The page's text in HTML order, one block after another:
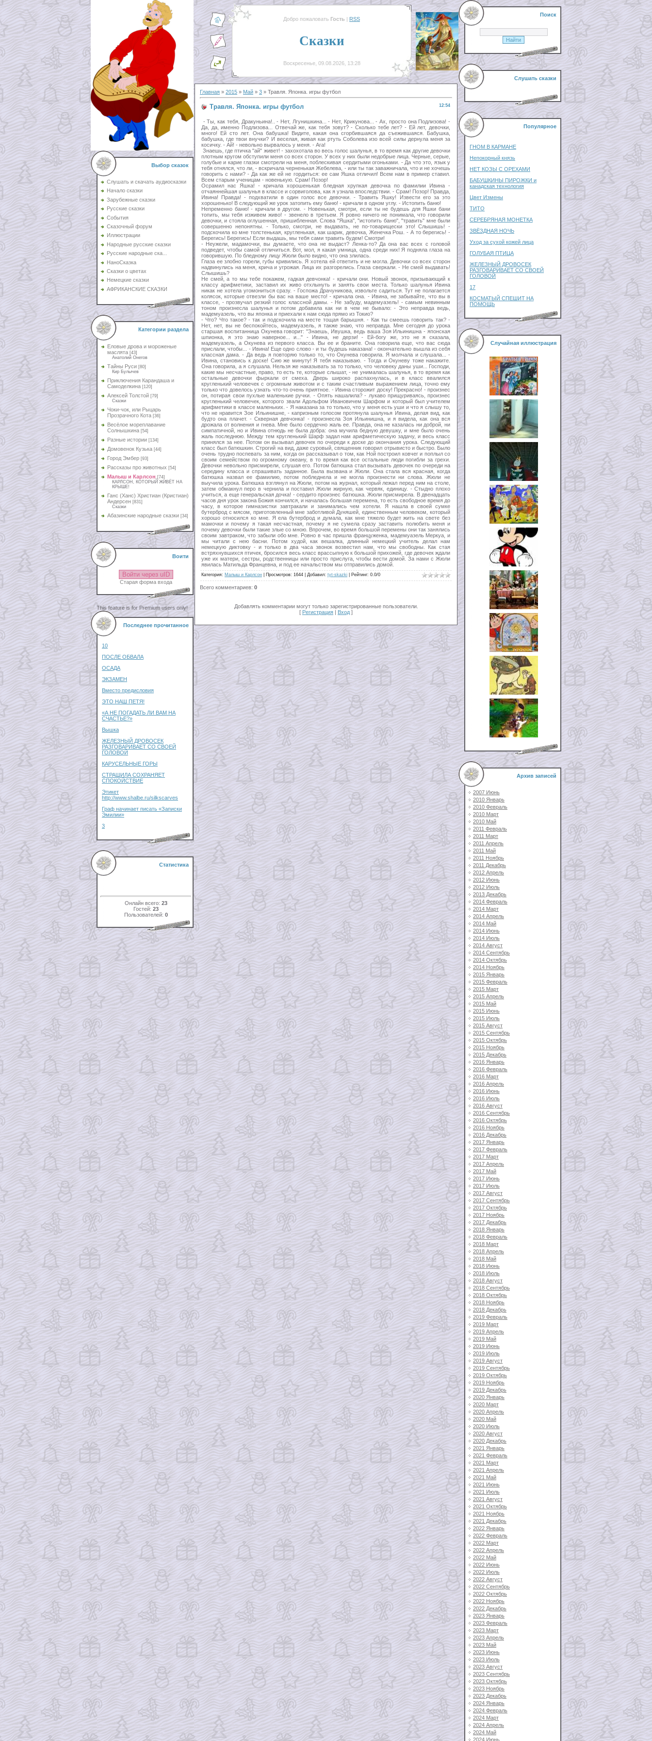
Выбор сказок
Слушать и скачать аудиосказки
Начало сказки
Зарубежные сказки
Русские сказки
События
Сказочный форум
Иллюстрации
Народные русские сказки
Русские народные ска...
НаноСказка
Сказки о цветах
Немецкие сказки
АФРИКАНСКИЕ СКАЗКИ
Категории раздела
Еловые дрова и мороженые
маслята [43]
Анатолий Онегов
Тайны Руси [80]
Кир Булычев
Приключения Карандаша и
Самоделкина [120]
Алексей Толстой [79]
Сказки
Чоки-чок, или Рыцарь
Прозрачного Кота [36]
Весёлое мореплавание
Солнышкина [54]
Разные истории [134]
Домовенок Кузька [44]
Город Эмбер [93]
Рассказы про животных [54]
Малыш и Карлсон [74]
КАРЛСОН, КОТОРЫЙ ЖИВЁТ НА
КРЫШЕ!
Ганс (Ханс) Христиан (Кристиан)
Андерсен [831]
Сказки
Абазинские народные сказки [34]
Воити
Войти через uID
Старая форма входа
This feature is for Premium users only!
Последнее прочитанное
10
ПОСЛЕ ОБВАЛА
ОСАДА
ЭКЗАМЕН
Вместо предисловия
ЭТО НАШ ПЕТЯ!
«А НЕ ПОГАДАТЬ ЛИ ВАМ НА
СЧАСТЬЕ?»
Вышка
ЖЕЛЕЗНЫЙ ДРОВОСЕК
РАЗГОВАРИВАЕТ СО СВОЕЙ
ГОЛОВОЙ
КАРУСЕЛЬНЫЕ ГОРЫ
СТРАШИЛА СОХРАНЯЕТ
СПОКОЙСТВИЕ
Этикет
http://www.shalbe.ru/silkscarves
Граф начинает писать «Записки
Эмилии»
3
Статистика
Онлайн всего: 23
Гостей: 23
Пользователей: 0
Добро пожаловать Гость | RSS
Сказки
Воскресенье, 09.08.2026, 13:28
Главная » 2015 » Май » 3 » Травля. Японка. игры футбол
12:54
Травля. Японка. игры футбол
- Ты, как тебя, Дракуньина!.. - Нет, Лгунишкина... - Нет, Крикунова... - Ах, просто она Подлизова! -
Да, да, именно Подлизова... Отвечай же, как тебя зовут? - Сколько тебе лет? - Ей лет, девочки,
много! Ей сто лет. Она бабушка! Видите, какая она сгорбившаяся да съежившаяся. Бабушка,
бабушка, где твои внучки? И веселая, живая как ртуть Соболева изо всей силы дернула меня за
косичку. - Ай! - невольно вырвалось у меня. - Ага!
Знаешь, где птичка "ай" живет! - захохотала во весь голос шалунья, в то время как другие девочки
плотным кругом обступили меня со всех сторон. У всех у них были недобрые лица. Черные, серые,
голубые и карие глазки смотрели на меня, поблескивая сердитыми огоньками. - Да что это, язык у
тебя отнялся, что ли, - вскричала черненькая Жебелева, - или ты так заважничала, что и не хочешь
говорить с нами? - Да как же ей не гордиться: ее сам Яшка отличил! Всем нам в пример ставил.
Всем старым ученицам - новенькую. Срам! Позор!
Осрамил нас Яшка! - кричала хорошенькая бледная хрупкая девочка по фамилии Ивина -
отчаяннейшая шалунья в классе и сорвиголова, как я узнала впоследствии. - Срам! Позор! Правда,
Ивина! Правда! - подхватили в один голос все девочки. - Травить Яшку! Извести его за это
хорошенько! В следующий же урок затопить ему баню! - кричали в одном углу. - Истопить баню!
Непременно баню! - кричали в другом. - Новенькая, смотри, если ты не будешь для Яшки бани
топить, мы тебя изживем живо! - звенело в третьем. Я ровно ничего не понимала, что говорили
девочки, и стояла оглушенная, пришибленная. Слова "Яшка", "истопить баню", "травить" мне были
совершенно непонятны. - Только, смотри, не выдавать, не по-товарищески это! Слышишь! -
подскочила ко мне толстенькая, кругленькая, как шарик, девочка, Женечка Рош. - А то берегись! -
Берегись! Берегись! Если выдашь, мы тебя сами травить будем! Смотри!
- Неужели, мадамочки, вы думаете, что она не выдаст? Ленка-то? Да она вас всех с головой
подведет, чтобы самой отличиться. Вот, мол, я какая умница, одна среди них! Я подняла глаза на
говорившую. По бледному лицу Жюли было видно, что она злилась.
Глаза ее злобно горели, губы кривились. Я хотела ей ответить и не могла. Девочки со всех сторон
надвинулись на меня, крича и угрожая. Лица их разгорелись. Глаза сверкали. - Не смей выдавать!
Слышишь?
Не смей, а то мы тебе покажем, гадкая девчонка! - кричали они. Новый звонок, призывающий к
классу арифметики, заставил их живо отхлынуть и занять свои места. Только шалунья Ивина
никак не хотела угомониться сразу. - Госпожа Драчуникова, извольте садиться. Тут не полагается
колясок, которые отвезли бы вас на ваше место! - кричала она. - Ивина, не забывайте, что вы в
классе, - прозвучал резкий голос классной дамы. - Не забуду, мадемуазель! - самым невинным
тоном произнесла шалунья и потом добавила как ни в чем не бывало: - Это неправда ведь,
мадемуазель, что вы японка и приехали к нам сюда прямо из Токио?
- Что? Что такое? - так и подскочила на месте тощая барышня. - Как ты смеешь говорить так? -
Нет, нет, вы не беспокойтесь, мадемуазель, я также знаю, что неправда. Мне сегодня до урока
старшая воспитанница Окунева говорит: "Знаешь, Ивушка, ведь ваша Зоя Ильинишна - японская
шпионка, я это знаю наверное... и..." - Ивина, не дерзи! - Ей-богу же, это не я сказала,
мадемуазель, а Окунева из первого класса. Вы ее и браните. Она говорила еще, что вас сюда
прислали, чтобы... - Ивина! Еще одно слово - и ты будешь наказана! - окончательно вышла из себя
классная дама. - Да ведь я повторяю только то, что Окунева говорила. Я молчала и слушала... -
Ивина, становись к доске! Сию же минуту! Я тебя наказываю. - Тогда и Окуневу тоже накажите.
Она говорила, а я слушала. Нельзя же наказывать за то только, что человеку даны уши... Господи,
какие мы несчастные, право, то есть те, которые слышат, - не унималась шалунья, в то время как
остальные девочки фыркали от смеха. Дверь широко распахнулась, и в класс ввалился
кругленький человечек с огромным животом и с таким счастливым выражением лица, точно ему
только что довелось узнать что-то очень приятное. - Ивина сторожит доску! Прекрасно! - произнес
он, потирая свои пухлые маленькие ручки. - Опять нашалила? - лукаво прищуриваясь, произнес
кругленький человечек, которого звали Адольфом Ивановичем Шарфом и который был учителем
арифметики в классе маленьких. - Я наказана за то только, что у меня есть уши и что я слышу то,
что не нравится Зое Ильинишне, - капризным голосом протянула шалунья Ивина, делая вид, как
будто она плачет. - Скверная девчонка! - произнесла Зоя Ильинишна, и я видела, как она вся
дрожала от волнения и гнева. Мне было сердечно жаль ее. Правда, она не казалась ни доброй, ни
симпатичной, но и Ивина отнюдь не была добра: она мучила бедную девушку, и мне было очень
жаль последнюю. Между тем кругленький Шарф задал нам арифметическую задачу, и весь класс
принялся за нее. Потом он вызывал девочек по очереди к доске до окончания урока. Следующий
класс был батюшкин. Строгий на вид, даже суровый, священник говорил отрывисто и быстро. Было
очень трудно поспевать за ним, когда он рассказывал о том, как Ной построил ковчег и поплыл со
своим семейством по огромному океану, в то время как все остальные люди погибли за грехи.
Девочки невольно присмирели, слушая его. Потом батюшка стал вызывать девочек по очереди на
середину класса и спрашивать заданное. Была вызвана и Жюли. Она стала вся красная, когда
батюшка назвал ее фамилию, потом побледнела и не могла произнести ни слова. Жюли не
выучила урока. Батюшка взглянул на Жюли, потом на журнал, который лежал перед ним на столе,
затем обмакнул перо в чернила и поставил Жюли жирную, как червяк, единицу. - Стыдно плохо
учиться, а еще генеральская дочка! - сердито произнес батюшка. Жюли присмирела. В двенадцать
часов дня урок закона Божия кончился, и началась большая перемена, то есть свободное время до
часу, в которое гимназистки завтракали и занимались чем хотели. Я нашла в своей сумке
бутерброд с мясом, приготовленный мне заботливой Дуняшей, единственным человеком, который
хорошо относился ко мне. Я ела бутерброд и думала, как мне тяжело будет жить на свете без
мамочки и почему я такая несчастная, почему я не сумела сразу заставить полюбить меня и
почему девочки были такие злые со мною. Впрочем, во время большой перемены они так занялись
своим завтраком, что забыли обо мне. Ровно в час пришла француженка, мадемуазель Меркуа, и
мы читали с нею басни. Потом худой, как вешалка, длинный немецкий учитель делал нам
немецкую диктовку - и только в два часа звонок возвестил нам, что мы свободны. Как стая
встряхнувшихся птичек, бросился весь класс врассыпную к большой прихожей, где девочек ждали
уже их матери, сестры, родственницы или просто прислуга, чтобы вести домой. За нами с Жюли
явилась Матильда Францевна, и под ее начальством мы отправились домой.
Категория: Малыш и Карлсон Просмотров: 1644 Добавил: tyt-skazki Рейтинг: 0.0/0
Всего комментариев: 0
Добавлять комментарии могут только зарегистрированные пользователи.
[ Регистрация | Вход ]
Поиск
Слушать сказки
Популярное
ГНОМ В КАРМАНЕ
Непокорный князь
НЕТ КОЗЫ С ОРЕХАМИ
БАБУШКИНЫ ПИРОЖКИ и
канадская технология
Цвет Измены
ТИТО
СЕРЕБРЯНАЯ МОНЕТКА
ЗВЁЗДНАЯ НОЧЬ
Уход за сухой кожей лица
ГОЛУБАЯ ПТИЦА
ЖЕЛЕЗНЫЙ ДРОВОСЕК
РАЗГОВАРИВАЕТ СО СВОЕЙ
ГОЛОВОЙ
17
КОСМАТЫЙ СПЕШИТ НА
ПОМОЩЬ
Случайная иллюстрация
Архив записей
2007 Июнь
2010 Январь
2010 Февраль
2010 Март
2010 Май
2011 Февраль
2011 Март
2011 Апрель
2011 Май
2011 Ноябрь
2011 Декабрь
2012 Апрель
2012 Июнь
2012 Июль
2013 Декабрь
2014 Февраль
2014 Март
2014 Апрель
2014 Май
2014 Июнь
2014 Июль
2014 Август
2014 Сентябрь
2014 Октябрь
2014 Ноябрь
2015 Январь
2015 Февраль
2015 Март
2015 Апрель
2015 Май
2015 Июнь
2015 Июль
2015 Август
2015 Сентябрь
2015 Октябрь
2015 Ноябрь
2015 Декабрь
2016 Январь
2016 Февраль
2016 Март
2016 Апрель
2016 Июнь
2016 Июль
2016 Август
2016 Сентябрь
2016 Октябрь
2016 Ноябрь
2016 Декабрь
2017 Январь
2017 Февраль
2017 Март
2017 Апрель
2017 Май
2017 Июнь
2017 Июль
2017 Август
2017 Сентябрь
2017 Октябрь
2017 Ноябрь
2017 Декабрь
2018 Январь
2018 Февраль
2018 Март
2018 Апрель
2018 Май
2018 Июнь
2018 Июль
2018 Август
2018 Сентябрь
2018 Октябрь
2018 Ноябрь
2018 Декабрь
2019 Февраль
2019 Март
2019 Апрель
2019 Май
2019 Июнь
2019 Июль
2019 Август
2019 Сентябрь
2019 Октябрь
2019 Ноябрь
2019 Декабрь
2020 Январь
2020 Март
2020 Апрель
2020 Май
2020 Июль
2020 Август
2020 Декабрь
2021 Январь
2021 Февраль
2021 Март
2021 Апрель
2021 Май
2021 Июнь
2021 Июль
2021 Август
2021 Октябрь
2021 Ноябрь
2021 Декабрь
2022 Январь
2022 Февраль
2022 Март
2022 Апрель
2022 Май
2022 Июнь
2022 Июль
2022 Август
2022 Сентябрь
2022 Октябрь
2022 Ноябрь
2022 Декабрь
2023 Январь
2023 Февраль
2023 Март
2023 Апрель
2023 Май
2023 Июнь
2023 Июль
2023 Август
2023 Сентябрь
2023 Октябрь
2023 Ноябрь
2023 Декабрь
2024 Январь
2024 Февраль
2024 Март
2024 Апрель
2024 Май
2024 Июнь